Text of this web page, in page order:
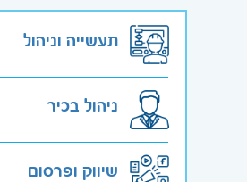
תעשייה וניהול
ניהול בכיר
שיווק ופרסום